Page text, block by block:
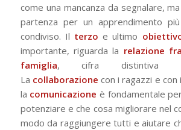
come una mancanza da segnalare,
partenza per un apprendimento
condiviso. Il terzo e ultimo
importante, riguarda la relazione
famiglia, cifra distintiva
La collaborazione con i ragazzi e
la comunicazione è fondamentale
potenziare e che cosa migliorare nel
modo da raggiungere tutti e aiutare